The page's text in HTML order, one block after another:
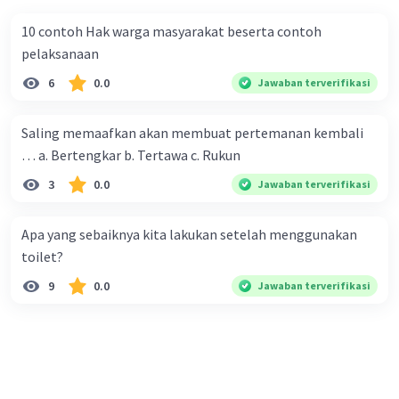
10 contoh Hak warga masyarakat beserta contoh
pelaksanaan
6 0.0 Jawaban terverifikasi
Saling memaafkan akan membuat pertemanan kembali
… a. Bertengkar b. Tertawa c. Rukun
3 0.0 Jawaban terverifikasi
Apa yang sebaiknya kita lakukan setelah menggunakan
toilet?
9 0.0 Jawaban terverifikasi